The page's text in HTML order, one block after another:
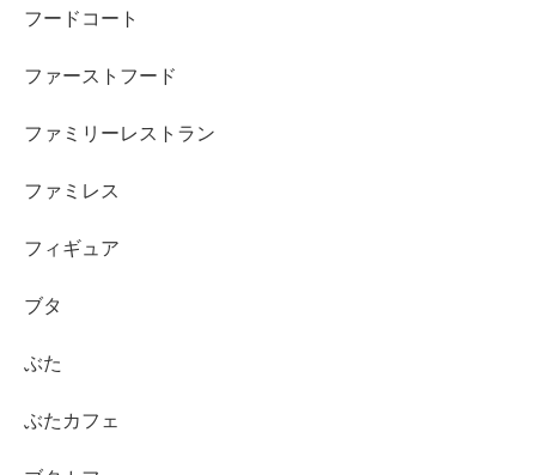
フードコート
ファーストフード
ファミリーレストラン
ファミレス
フィギュア
ブタ
ぶた
ぶたカフェ